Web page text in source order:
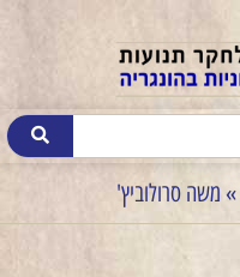
» משה סרולוביץ'